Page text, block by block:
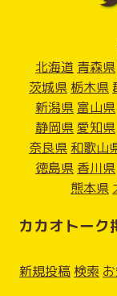
北海道 青森県
茨城県 栃木県
新潟県 富山県
静岡県愛知県
奈良県 和歌山
徳島県 香川県
熊本県
カカオトーク
新規投稿 検索